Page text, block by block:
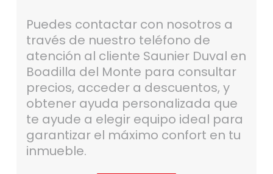
Puedes contactar con nosotros a
través de nuestro teléfono de
atención al cliente Saunier Duval en
Boadilla del Monte para consultar
precios, acceder a descuentos, y
obtener ayuda personalizada que
te ayude a elegir equipo ideal para
garantizar el máximo confort en tu
inmueble.